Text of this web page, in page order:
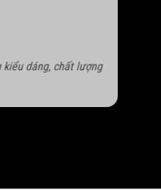
dáng, chất lượng